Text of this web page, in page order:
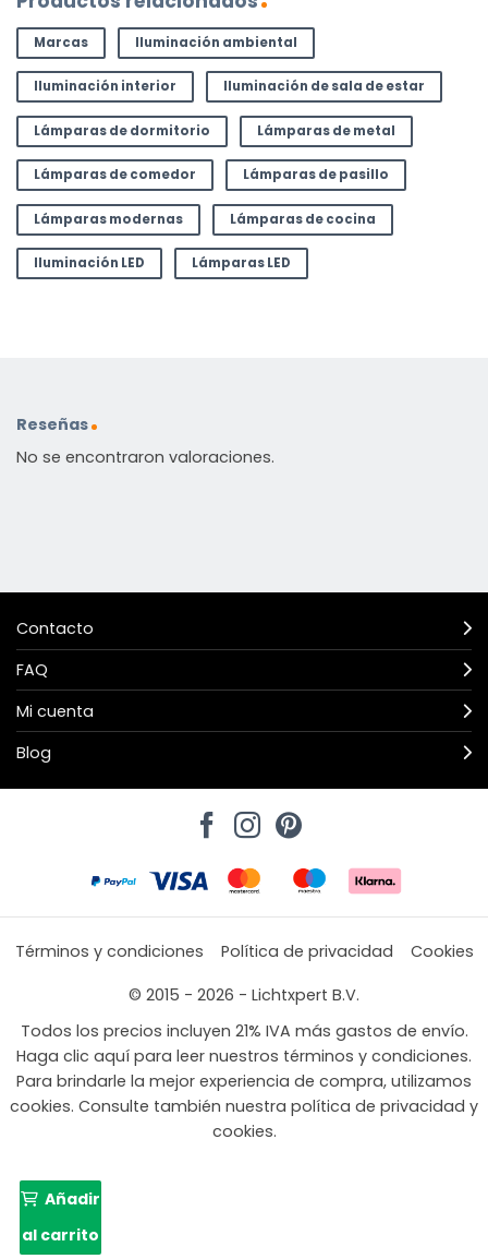
Marcas Iluminación ambiental
Iluminación interior Iluminación de sala de estar
Lámparas de dormitorio Lámparas de metal
Lámparas de comedor Lámparas de pasillo
Lámparas modernas Lámparas de cocina
Iluminación LED Lámparas LED
Reseñas
No se encontraron valoraciones.
Contacto
FAQ
Mi cuenta
Blog
Términos y condiciones Política de privacidad
Cookies
© 2015 - 2026 - Lichtxpert B.V.
Todos los precios incluyen 21% IVA más gastos de envío.
Haga clic aquí para leer nuestros términos y condiciones.
Para brindarle la mejor experiencia de compra, utilizamos
cookies. Consulte también nuestra política de privacidad y
cookies.
Añadir
al carrito